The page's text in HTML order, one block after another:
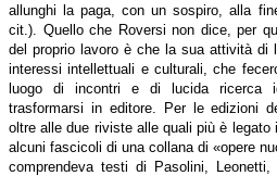
allunghi la paga, con un sospiro, alla
cit.). Quello che Roversi non dice, per
del proprio lavoro è che la sua attività di
interessi intellettuali e culturali, che
luogo di incontri e di lucida ricerca
trasformarsi in editore. Per le edizioni
oltre alle due riviste alle quali più è
alcuni fascicoli di una collana di «opere
comprendeva testi di Pasolini,